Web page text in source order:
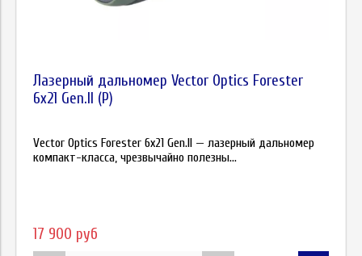
Лазерный дальномер Vector Optics Forester
6x21 Gen.II (P)
Vector Optics Forester 6x21 Gen.II — лазерный дальномер
компакт-класса, чрезвычайно полезны...
17 900 руб